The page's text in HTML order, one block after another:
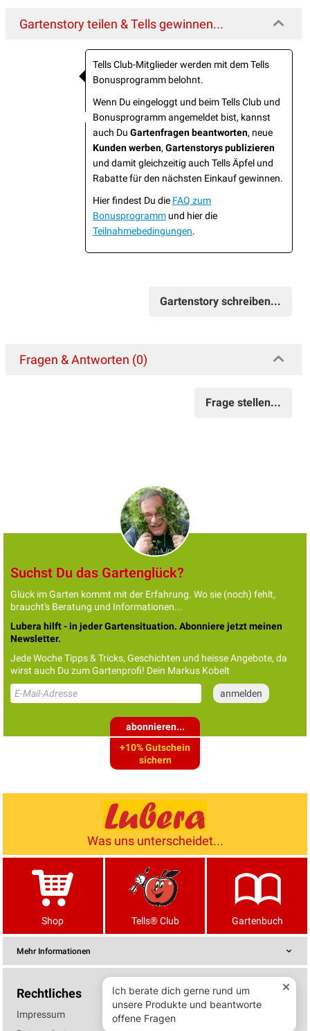
Gartenstory teilen & Tells gewinnen...
Tells Club-Mitglieder werden mit dem Tells
Bonusprogramm belohnt.
Wenn Du eingeloggt und beim Tells Club und
Bonusprogramm angemeldet bist, kannst
auch Du Gartenfragen beantworten, neue
Kunden werben, Gartenstorys publizieren
und damit gleichzeitig auch Tells Äpfel und
Rabatte für den nächsten Einkauf gewinnen.
Hier findest Du die FAQ zum
Bonusprogramm und hier die
Teilnahmebedingungen.
Gartenstory schreiben...
Fragen & Antworten (0)
Frage stellen...
Suchst Du das Gartenglück?
Glück im Garten kommt mit der Erfahrung. Wo sie (noch) fehlt,
braucht's Beratung und Informationen...
Lubera hilft - in jeder Gartensituation. Abonniere jetzt meinen
Newsletter.
Jede Woche Tipps & Tricks, Geschichten und heisse Angebote, da
wirst auch Du zum Gartenprofi! Dein Markus Kobelt
abonnieren...
+10% Gutschein
sichern
Was uns unterscheidet...
Shop Tells® Club Gartenbuch
Mehr Informationen
Rechtliches
Impressum